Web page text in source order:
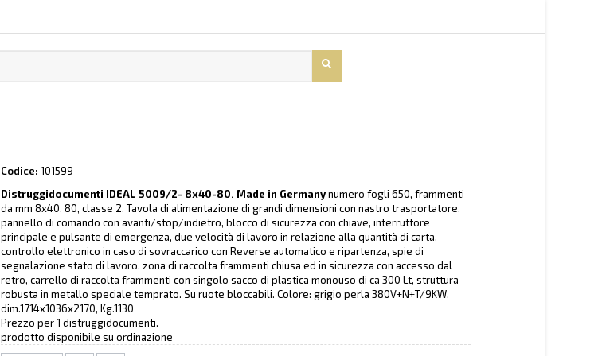
Codice: 101599
Distruggidocumenti IDEAL 5009/2- 8x40-80. Made in Germanynumero fogli 650, frammenti
da mm 8x40, 80, classe 2. Tavola di alimentazione di grandi dimensioni con nastro trasportatore,
pannello di comando con avanti/stop/indietro, blocco di sicurezza con chiave, interruttore
principale e pulsante di emergenza, due velocità di lavoro in relazione alla quantità di carta,
controllo elettronico in caso di sovraccarico con Reverse automatico e ripartenza, spie di
segnalazione stato di lavoro, zona di raccolta frammenti chiusa ed in sicurezza con accesso dal
retro, carrello di raccolta frammenti con singolo sacco di plastica monouso di ca 300 Lt, struttura
robusta in metallo speciale temprato. Su ruote bloccabili. Colore: grigio perla 380V+N+T/9KW,
dim.1714x1036x2170, Kg.1130
Prezzo per 1 distruggidocumenti.
prodotto disponibile su ordinazione